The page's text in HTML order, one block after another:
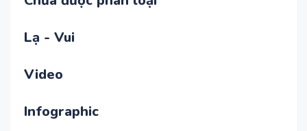
Lạ - Vui
Video
Infographic